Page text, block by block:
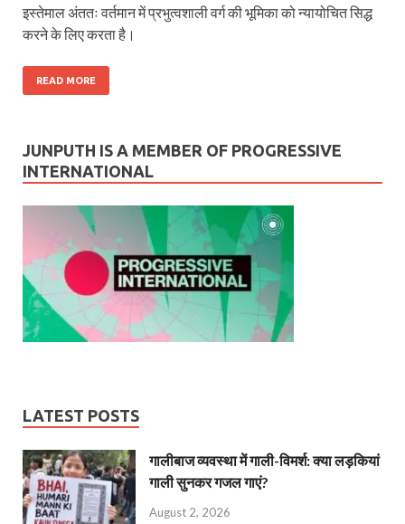
इस्तेमाल अंततः वर्तमान में प्रभुत्वशाली वर्ग की भूमिका को न्यायोचित सिद्ध
करने के लिए करता है।
READ MORE
JUNPUTH IS A MEMBER OF PROGRESSIVE
INTERNATIONAL
LATEST POSTS
गालीबाज व्‍यवस्‍था में गाली-विमर्श: क्या लड़कियां
गाली सुनकर गजल गाएं?
August 2, 2026